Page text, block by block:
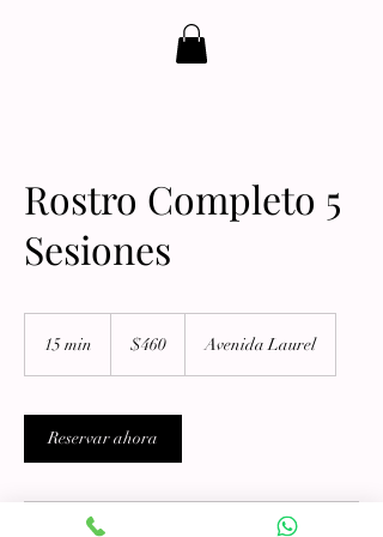
Rostro Completo 5
Sesiones
15 min
m
i
n
dólares
estadounidenses
$460 Avenida Laurel
Reservar ahora